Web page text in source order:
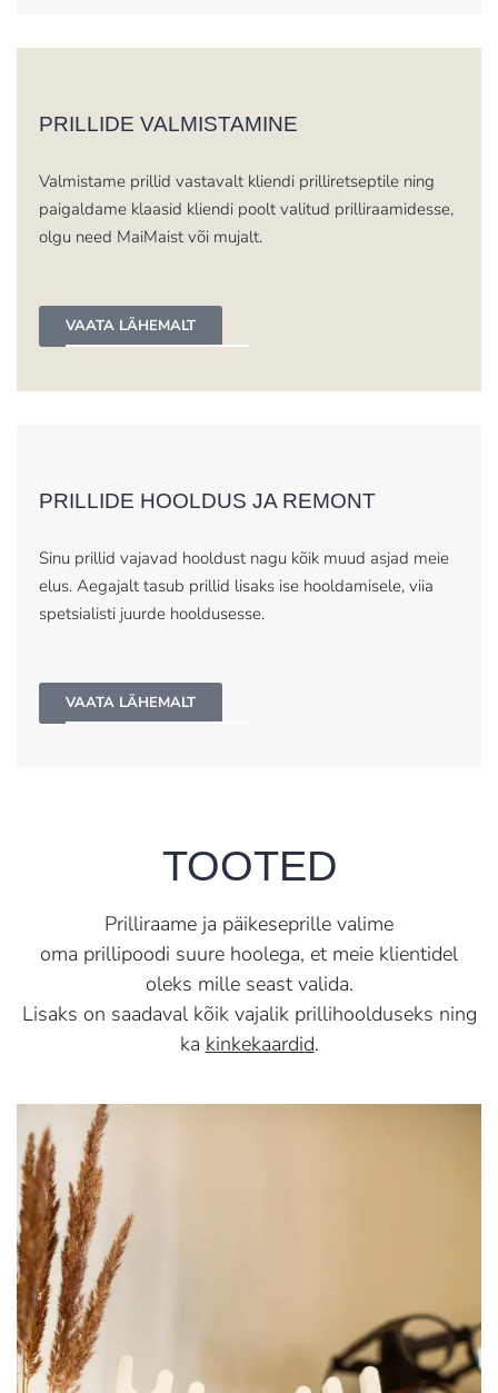
PRILLIDE VALMISTAMINE
Valmistame prillid vastavalt kliendi prilliretseptile ning
paigaldame klaasid kliendi poolt valitud prilliraamidesse,
olgu need MaiMaist või mujalt.
VAATA LÄHEMALT
PRILLIDE HOOLDUS JA REMONT
Sinu prillid vajavad hooldust nagu kõik muud asjad meie
elus. Aegajalt tasub prillid lisaks ise hooldamisele, viia
spetsialisti juurde hooldusesse.
VAATA LÄHEMALT
TOOTED
Prilliraame ja päikeseprille valime
oma prillipoodi suure hoolega, et meie klientidel
oleks mille seast valida.
Lisaks on saadaval kõik vajalik prillihoolduseks ning
ka kinkekaardid.